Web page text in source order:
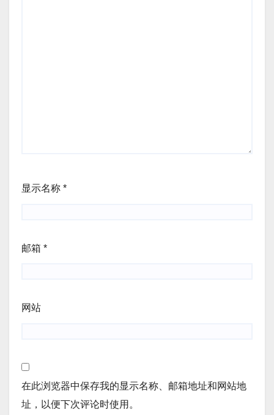
显示名称 *
邮箱 *
网站
在此浏览器中保存我的显示名称、邮箱地址和网站地
址，以便下次评论时使用。